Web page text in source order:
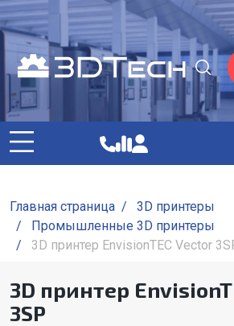
Главная страница /
3D принтеры
/
Промышленные 3D принтеры
/
3D принтер EnvisionTEC Vector
3D принтер
3SP